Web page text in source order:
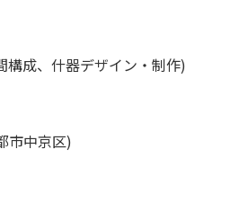
構成、什器デザイン・制作)
市中京区)